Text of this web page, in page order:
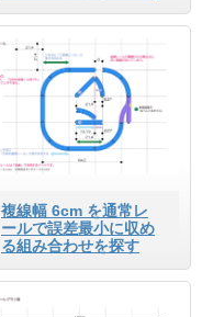
複線幅 6cm を通常レ
ールで誤差最小に収め
る組み合わせを探す